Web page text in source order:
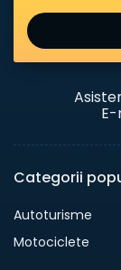
E-
Categorii
Autoturisme
Motociclete